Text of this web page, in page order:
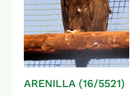
ARENILLA (16/5521)